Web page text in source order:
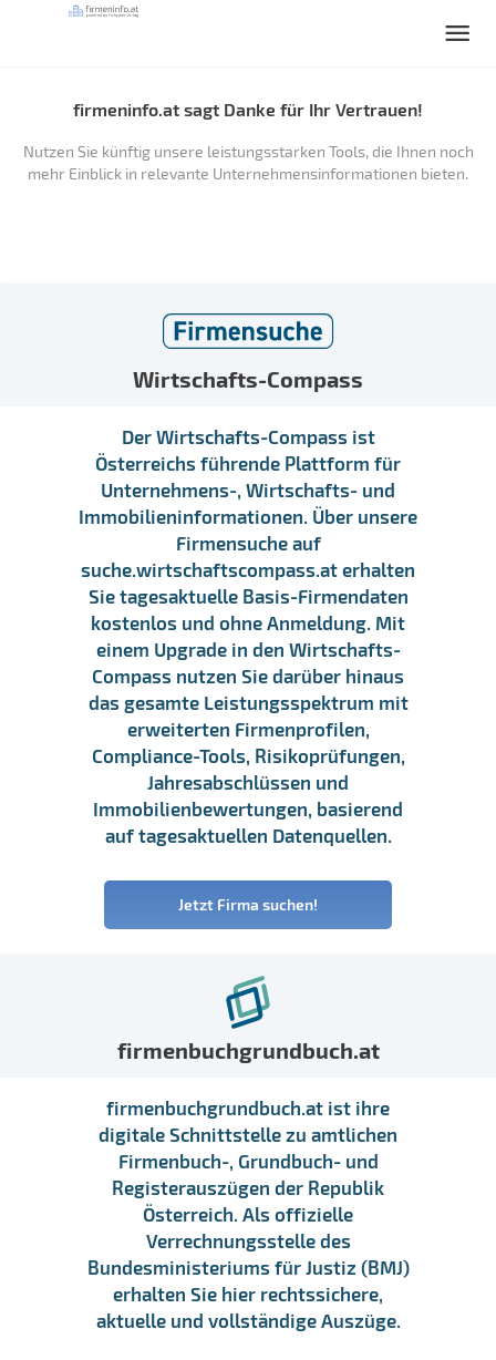
firmeninfo.at sagt Danke für Ihr Vertrauen!
Nutzen Sie künftig unsere leistungsstarken Tools, die Ihnen noch
mehr Einblick in relevante Unternehmensinformationen bieten.
Wirtschafts-Compass
Der Wirtschafts-Compass ist
Österreichs führende Plattform für
Unternehmens-, Wirtschafts- und
Immobilieninformationen. Über unsere
Firmensuche auf
suche.wirtschaftscompass.at erhalten
Sie tagesaktuelle Basis-Firmendaten
kostenlos und ohne Anmeldung. Mit
einem Upgrade in den Wirtschafts-
Compass nutzen Sie darüber hinaus
das gesamte Leistungsspektrum mit
erweiterten Firmenprofilen,
Compliance-Tools, Risikoprüfungen,
Jahresabschlüssen und
Immobilienbewertungen, basierend
auf tagesaktuellen Datenquellen.
Jetzt Firma suchen!
firmenbuchgrundbuch.at
firmenbuchgrundbuch.at ist ihre
digitale Schnittstelle zu amtlichen
Firmenbuch-, Grundbuch- und
Registerauszügen der Republik
Österreich. Als offizielle
Verrechnungsstelle des
Bundesministeriums für Justiz (BMJ)
erhalten Sie hier rechtssichere,
aktuelle und vollständige Auszüge.